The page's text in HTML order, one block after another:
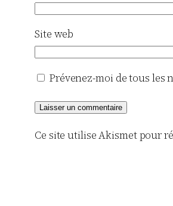
Site web
Prévenez-moi de tous les
Ce site utilise Akismet pour